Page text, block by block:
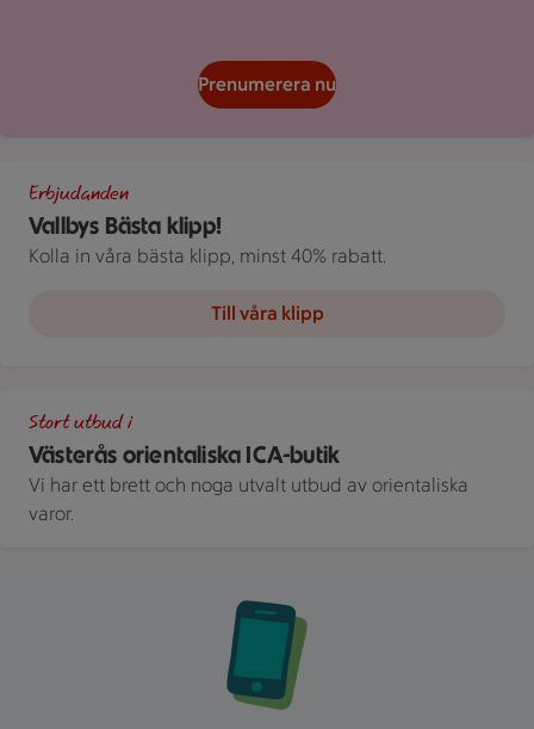
Prenumerera nu
Vallbys Bästa klipp!
Erbjudanden
Kolla in våra bästa klipp, minst 40% rabatt.
Till våra klipp
Västerås orientaliska ICA-butik
Stort utbud i
Vi har ett brett och noga utvalt utbud av orientaliska
varor.